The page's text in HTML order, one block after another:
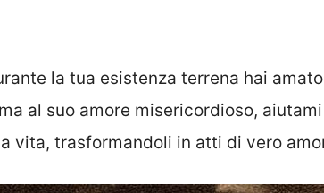
la tua esistenza terrena hai amato
al suo amore misericordioso,
vita, trasformandoli in atti di vero